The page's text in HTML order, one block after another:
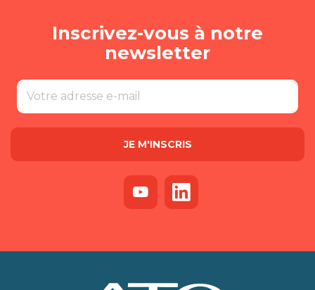
Inscrivez-vous à notre
newsletter